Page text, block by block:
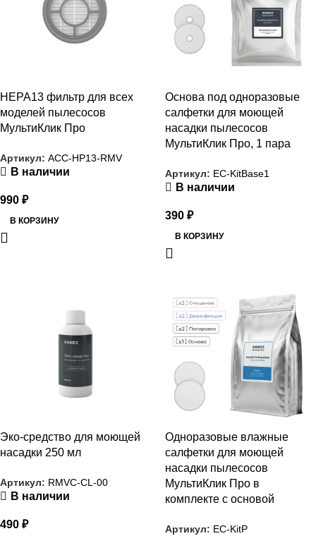
HEPA13 фильтр для всех
моделей пылесосов
МультиКлик Про
Артикул: ACC-HP13-RMV
В наличии
990 ₽
В КОРЗИНУ
Основа под одноразовые
салфетки для моющей
насадки пылесосов
МультиКлик Про, 1 пара
Артикул: EC-KitBase1
В наличии
390 ₽
В КОРЗИНУ
Эко-средство для моющей
насадки 250 мл
Артикул: RMVC-CL-00
В наличии
490 ₽
Одноразовые влажные
салфетки для моющей
насадки пылесосов
МультиКлик Про в
комплекте с основой
Артикул: EC-KitP